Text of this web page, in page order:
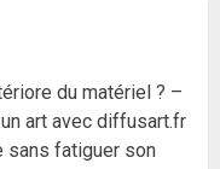
du matériel ? –
art avec diffusart.fr
sans fatiguer son